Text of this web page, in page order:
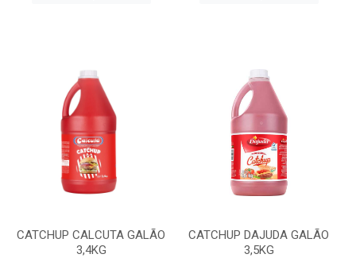
CATCHUP CALCUTA GALÃO
3,4KG
CATCHUP DAJUDA GALÃO
3,5KG